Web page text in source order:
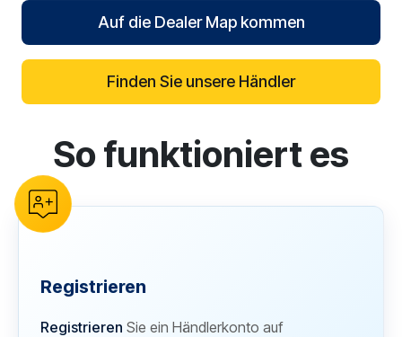
Auf die Dealer Map kommen
Finden Sie unsere Händler
reCAPTCHA verification
So funktioniert es
Registrieren
Registrieren Sie ein Händlerkonto auf